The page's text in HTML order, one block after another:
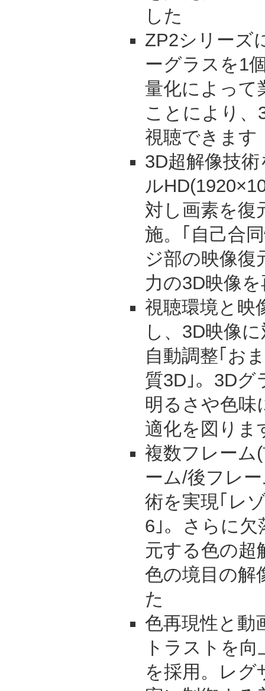
した
ZP2シリーズ
ーグラスを1
量化によって
ことにより、
視聴できます
3D超解像技
ル
対し画素を復
施。｢自己合
ジ部の映像復
力の3D映像
視聴環境と映
し、3D映像
自動調整｢お
質3D｣。3Dグ
明るさや色味
適化を図りま
複数フレーム
ーム/後フレ
術を実現｢レ
6｣。さらに欠
元する色の超
色の境目の解
た
色再現性と動
トラストを
を採用。レグ